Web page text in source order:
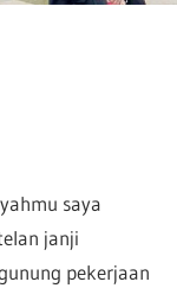
saya
janji
pekerjaan